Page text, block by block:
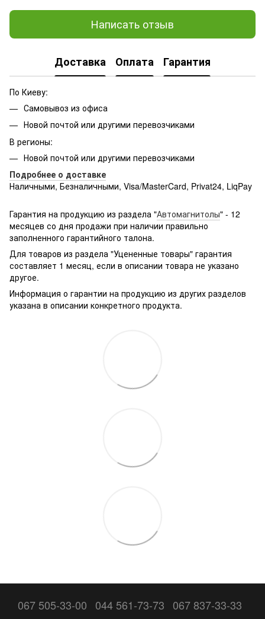
Написать отзыв
Доставка Оплата Гарантия
По Киеву:
Самовывоз из офиса
Новой почтой или другими перевозчиками
В регионы:
Новой почтой или другими перевозчиками
Подробнее о доставке
Наличными, Безналичными, Visa/MasterCard, Privat24, LiqPay
g361hhadsek/p3316040/#
Гарантия на продукцию из раздела "Автомагнитолы" - 12
месяцев со дня продажи при наличии правильно
заполненного гарантийного талона.
Для товаров из раздела "Уцененные товары" гарантия
составляет 1 месяц, если в описании товара не указано
другое.
Информация о гарантии на продукцию из других разделов
указана в описании конкретного продукта.
067 505-33-00 044 561-73-73 067 837-33-33